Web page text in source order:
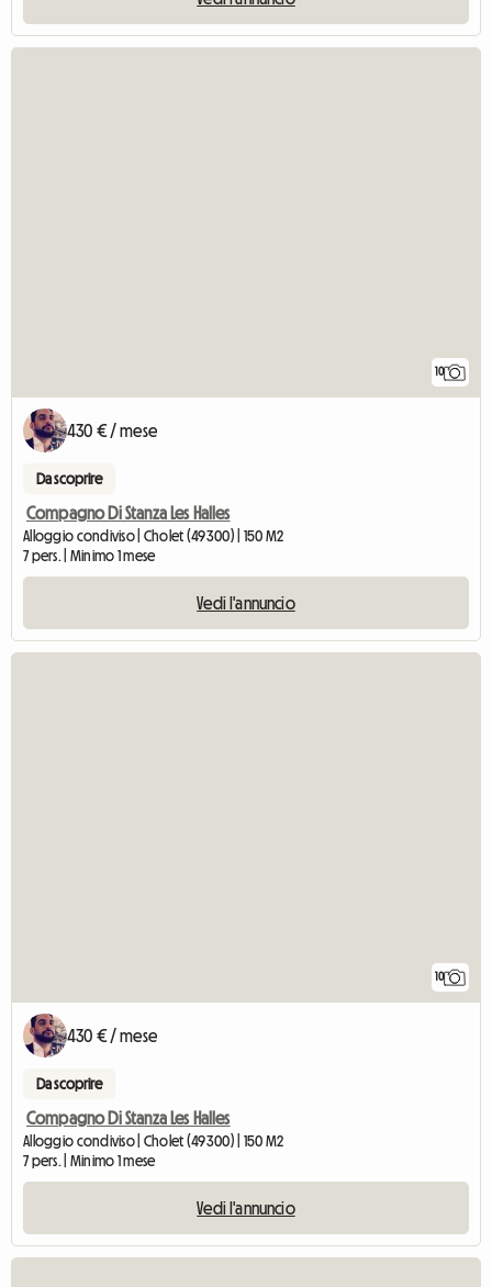
10
430 € / mese
Da scoprire
Compagno Di Stanza Les Halles
Alloggio condiviso | Cholet (49300) | 150 M2
7 pers. | Minimo 1 mese
Vedi l'annuncio
10
430 € / mese
Da scoprire
Compagno Di Stanza Les Halles
Alloggio condiviso | Cholet (49300) | 150 M2
7 pers. | Minimo 1 mese
Vedi l'annuncio